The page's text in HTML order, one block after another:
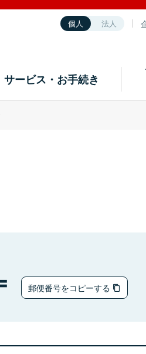
個人 法人
サービス・お手続き
郵便番号をコピーする